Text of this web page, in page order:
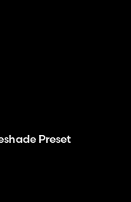
Preset